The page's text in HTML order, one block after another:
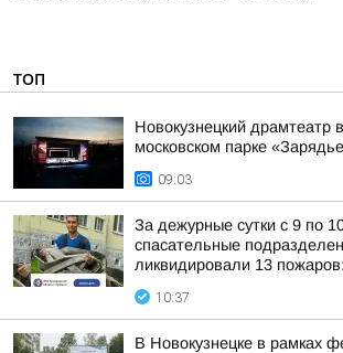
ТОП
Новокузнецкий драмтеатр
московском парке
09:03
За дежурные сутки с 9 по
спасательные
ликвидировали 13 пожаров:
10:37
В Новокузнецке в рамках